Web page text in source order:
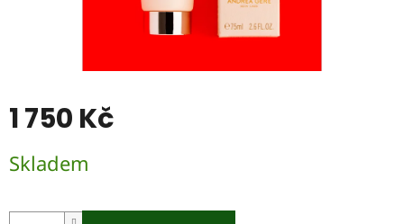
1 750 Kč
cena:
Skladem